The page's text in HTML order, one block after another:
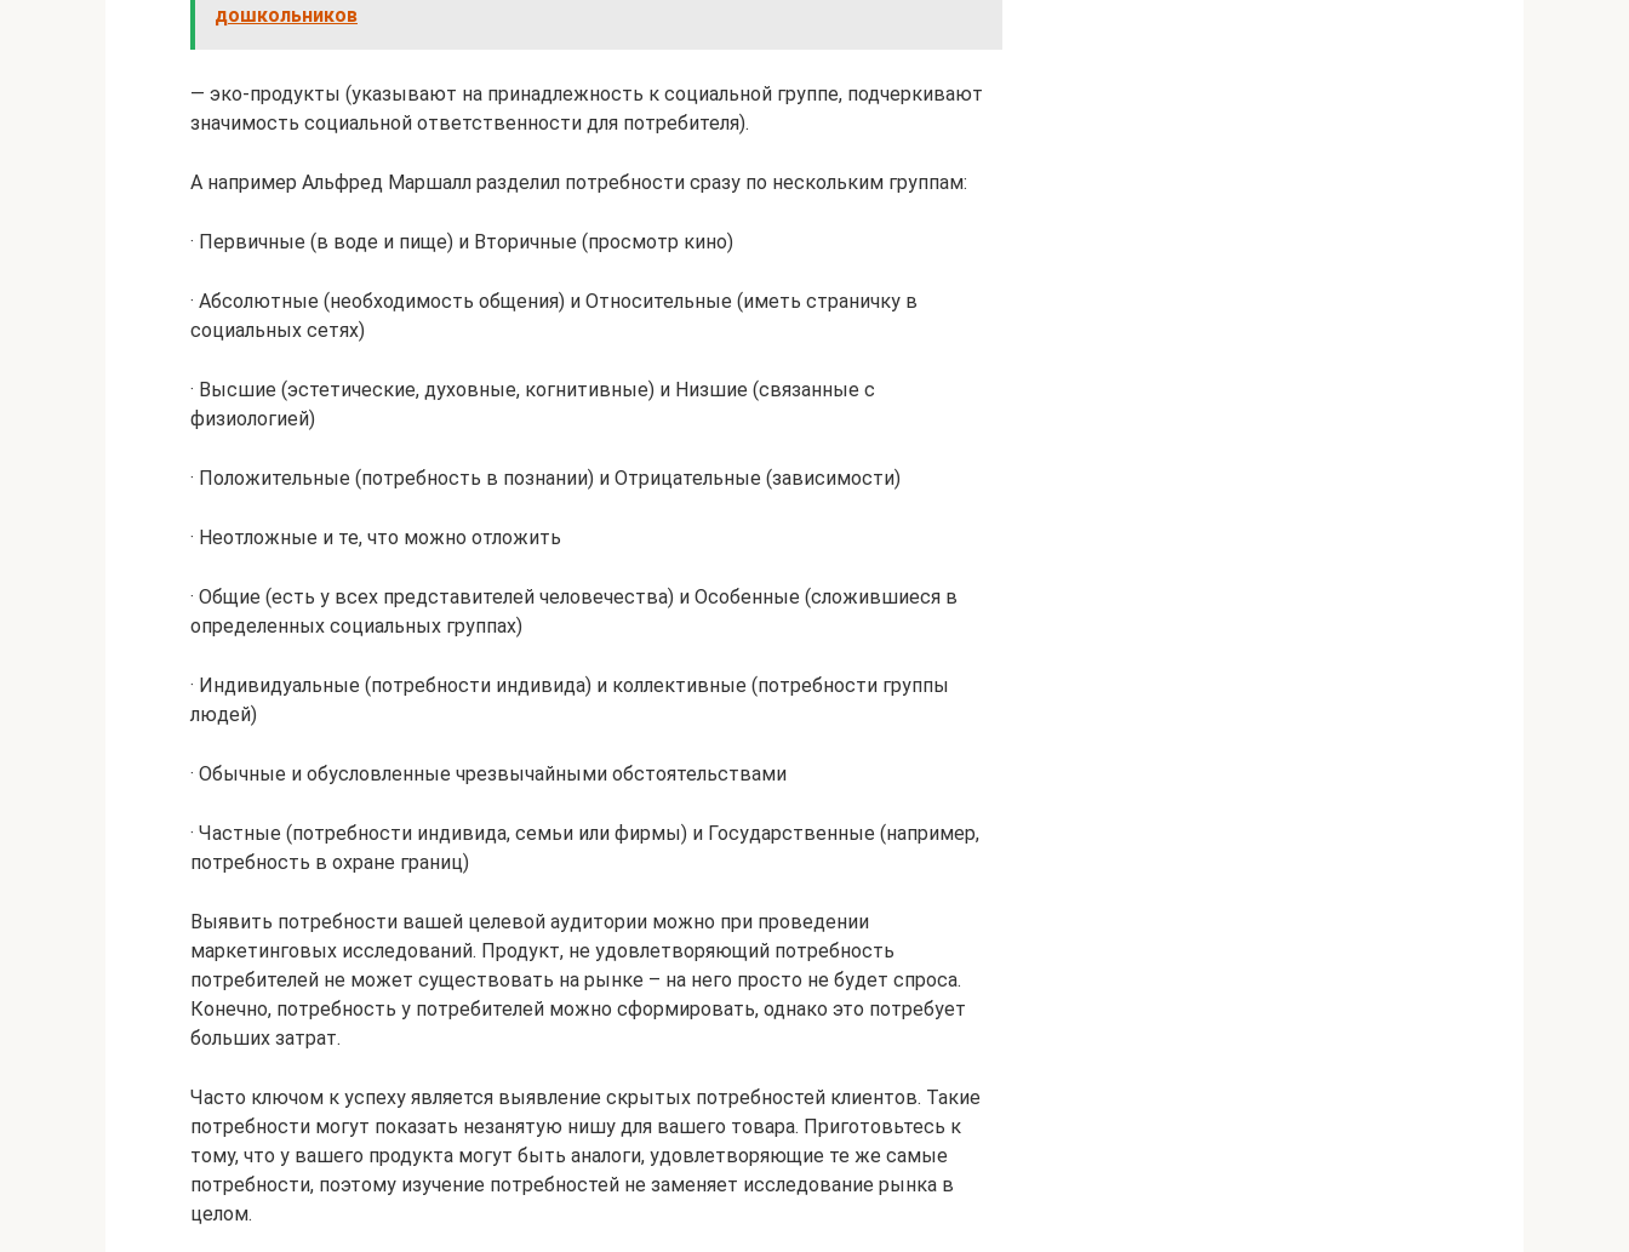
дошкольников
— эко-продукты (указывают на принадлежность к социальной группе, подчеркивают
значимость социальной ответственности для потребителя).
А например Альфред Маршалл разделил потребности сразу по нескольким группам:
· Первичные (в воде и пище) и Вторичные (просмотр кино)
· Абсолютные (необходимость общения) и Относительные (иметь страничку в
социальных сетях)
· Высшие (эстетические, духовные, когнитивные) и Низшие (связанные с
физиологией)
· Положительные (потребность в познании) и Отрицательные (зависимости)
· Неотложные и те, что можно отложить
· Общие (есть у всех представителей человечества) и Особенные (сложившиеся в
определенных социальных группах)
· Индивидуальные (потребности индивида) и коллективные (потребности группы
людей)
· Обычные и обусловленные чрезвычайными обстоятельствами
· Частные (потребности индивида, семьи или фирмы) и Государственные (например,
потребность в охране границ)
Выявить потребности вашей целевой аудитории можно при проведении
маркетинговых исследований. Продукт, не удовлетворяющий потребность
потребителей не может существовать на рынке – на него просто не будет спроса.
Конечно, потребность у потребителей можно сформировать, однако это потребует
больших затрат.
Часто ключом к успеху является выявление скрытых потребностей клиентов. Такие
потребности могут показать незанятую нишу для вашего товара. Приготовьтесь к
тому, что у вашего продукта могут быть аналоги, удовлетворяющие те же самые
потребности, поэтому изучение потребностей не заменяет исследование рынка в
целом.